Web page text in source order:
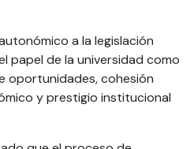
a la legislación
papel de la universidad como
oportunidades, cohesión
y prestigio institucional